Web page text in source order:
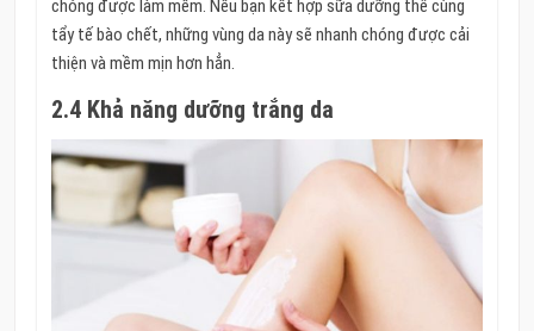
chóng được làm mềm. Nếu bạn kết hợp sữa dưỡng thể cùng
tẩy tế bào chết, những vùng da này sẽ nhanh chóng được cải
thiện và mềm mịn hơn hẳn.
2.4 Khả năng dưỡng trắng da